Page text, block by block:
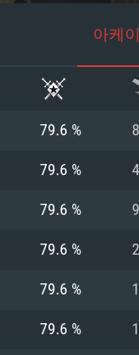
아케
79.6 %
79.6 %
79.6 %
79.6 %
79.6 %
79.6 %